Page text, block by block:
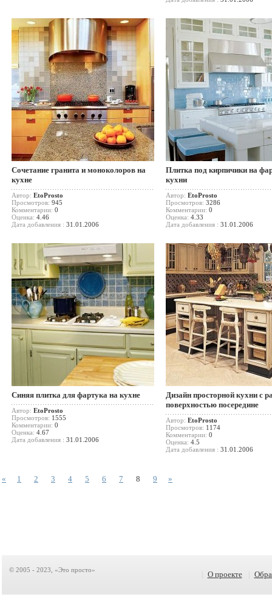
Сочетание гранита и моноколоров на
кухне
Автор: EtoProsto
Просмотров: 945
Комментарии: 0
Оценка: 4.46
Дата добавления : 31.01.2006
Плитка под кирпичики на
кухни
Автор: EtoProsto
Просмотров: 3286
Комментарии: 0
Оценка: 4.33
Дата добавления : 31.01.2006
Синяя плитка для фартука на кухне
Автор: EtoProsto
Просмотров: 1555
Комментарии: 0
Оценка: 4.67
Дата добавления : 31.01.2006
Дизайн просторной кухни с
поверхностью посередине
Автор: EtoProsto
Просмотров: 1174
Комментарии: 0
Оценка: 4.5
Дата добавления : 31.01.2006
« 1 2 3 4 5 6 7 8 9 »
© 2005 - 2023, «Это просто» О проекте